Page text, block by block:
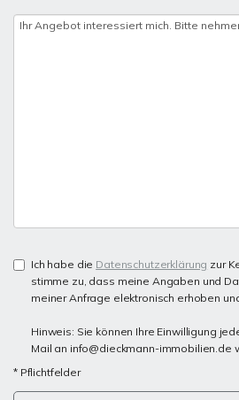
Ich habe die Datenschutzerklärung zur
stimme zu, dass meine Angaben und
meiner Anfrage elektronisch erhoben
Hinweis: Sie können Ihre Einwilligung
Mail an info@dieckmann-immobilien.de
* Pflichtfelder